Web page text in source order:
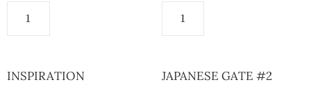
INSPIRATION JAPANESE GATE #2